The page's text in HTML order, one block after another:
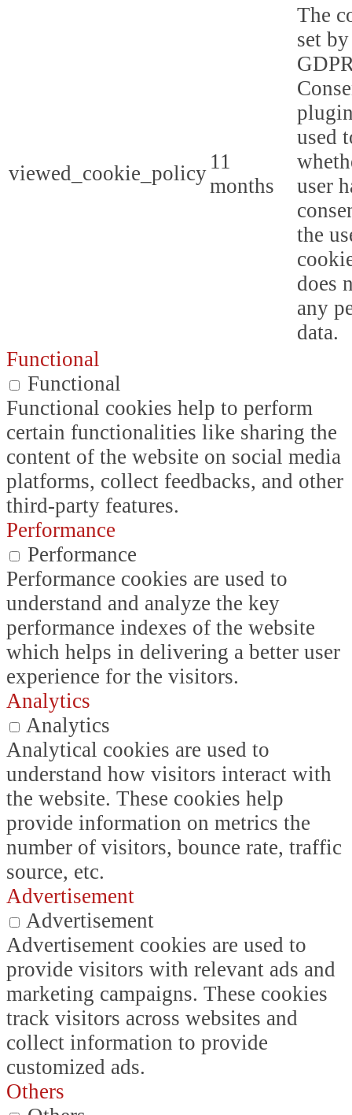
viewed_cookie_policy 11
months
The
set
used
user
the
does
any
data.
Functional
Functional
Functional cookies help to perform
certain functionalities like sharing the
content of the website on social media
platforms, collect feedbacks, and other
third-party features.
Performance
Performance
Performance cookies are used to
understand and analyze the key
performance indexes of the website
which helps in delivering a better user
experience for the visitors.
Analytics
Analytics
Analytical cookies are used to
understand how visitors interact with
the website. These cookies help
provide information on metrics the
number of visitors, bounce rate, traffic
source, etc.
Advertisement
Advertisement
Advertisement cookies are used to
provide visitors with relevant ads and
marketing campaigns. These cookies
track visitors across websites and
collect information to provide
customized ads.
Others